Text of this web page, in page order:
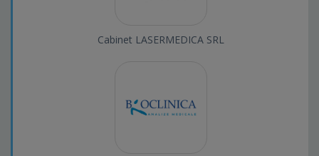
Cabinet LASERMEDICA SRL